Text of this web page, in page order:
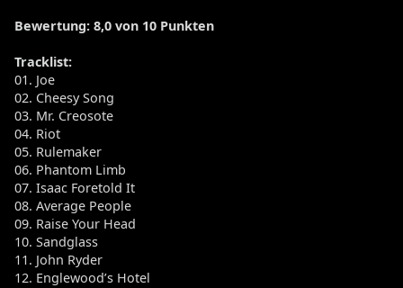
Bewertung: 8,0 von 10 Punkten
Tracklist:
01. Joe
02. Cheesy Song
03. Mr. Creosote
04. Riot
05. Rulemaker
06. Phantom Limb
07. Isaac Foretold It
08. Average People
09. Raise Your Head
10. Sandglass
11. John Ryder
12. Englewood’s Hotel